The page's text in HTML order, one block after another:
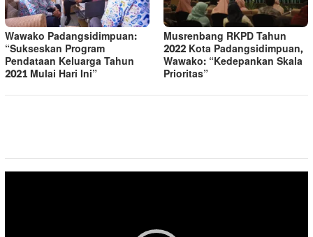
Wawako Padangsidimpuan:
“Sukseskan Program
Pendataan Keluarga Tahun
2021 Mulai Hari Ini”
Musrenbang RKPD Tahun
2022 Kota Padangsidimpuan,
Wawako: “Kedepankan Skala
Prioritas”